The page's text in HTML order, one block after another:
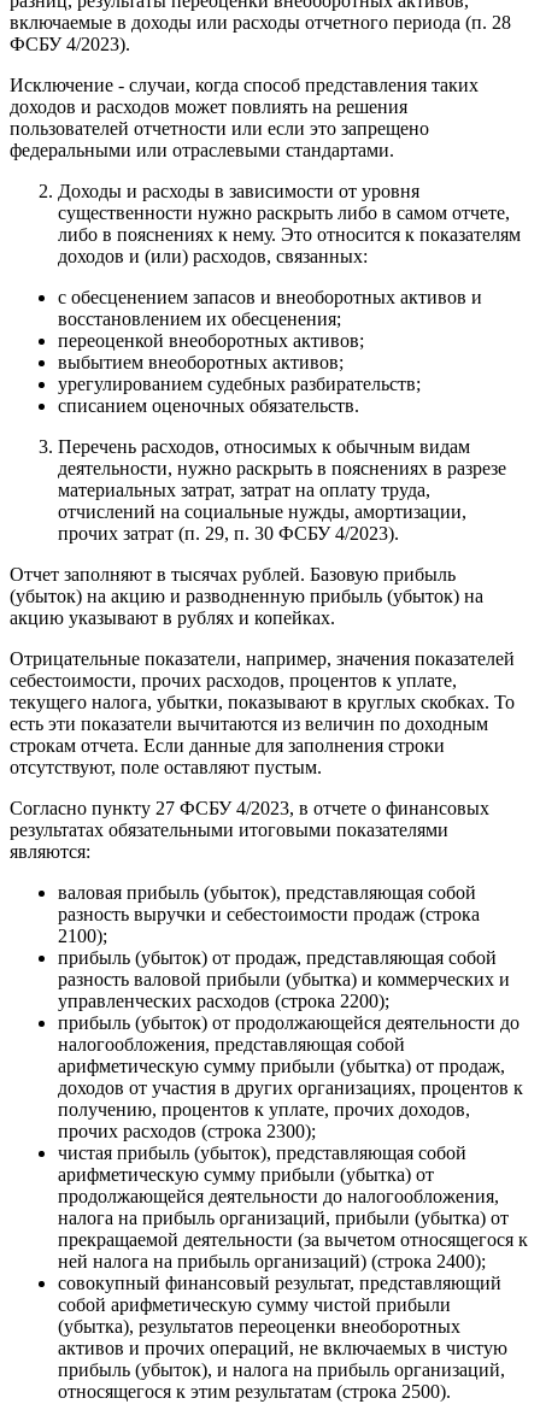
включаемые в доходы или расходы отчетного периода (п. 28
ФСБУ 4/2023).
Исключение - случаи, когда способ представления таких
доходов и расходов может повлиять на решения
пользователей отчетности или если это запрещено
федеральными или отраслевыми стандартами.
Доходы и расходы в зависимости от уровня
существенности нужно раскрыть либо в самом отчете,
либо в пояснениях к нему. Это относится к показателям
доходов и (или) расходов, связанных:
с обесценением запасов и внеоборотных активов и
восстановлением их обесценения;
переоценкой внеоборотных активов;
выбытием внеоборотных активов;
урегулированием судебных разбирательств;
списанием оценочных обязательств.
Перечень расходов, относимых к обычным видам
деятельности, нужно раскрыть в пояснениях в разрезе
материальных затрат, затрат на оплату труда,
отчислений на социальные нужды, амортизации,
прочих затрат (п. 29, п. 30 ФСБУ 4/2023).
Отчет заполняют в тысячах рублей. Базовую прибыль
(убыток) на акцию и разводненную прибыль (убыток) на
акцию указывают в рублях и копейках.
Отрицательные показатели, например, значения показателей
себестоимости, прочих расходов, процентов к уплате,
текущего налога, убытки, показывают в круглых скобках. То
есть эти показатели вычитаются из величин по доходным
строкам отчета. Если данные для заполнения строки
отсутствуют, поле оставляют пустым.
Согласно пункту 27 ФСБУ 4/2023, в отчете о финансовых
результатах обязательными итоговыми показателями
являются:
валовая прибыль (убыток), представляющая собой
разность выручки и себестоимости продаж (строка
2100);
прибыль (убыток) от продаж, представляющая собой
разность валовой прибыли (убытка) и коммерческих и
управленческих расходов (строка 2200);
прибыль (убыток) от продолжающейся деятельности до
налогообложения, представляющая собой
арифметическую сумму прибыли (убытка) от продаж,
доходов от участия в других организациях, процентов к
получению, процентов к уплате, прочих доходов,
прочих расходов (строка 2300);
чистая прибыль (убыток), представляющая собой
арифметическую сумму прибыли (убытка) от
продолжающейся деятельности до налогообложения,
налога на прибыль организаций, прибыли (убытка) от
прекращаемой деятельности (за вычетом относящегося к
ней налога на прибыль организаций) (строка 2400);
совокупный финансовый результат, представляющий
собой арифметическую сумму чистой прибыли
(убытка), результатов переоценки внеоборотных
активов и прочих операций, не включаемых в чистую
прибыль (убыток), и налога на прибыль организаций,
относящегося к этим результатам (строка 2500).